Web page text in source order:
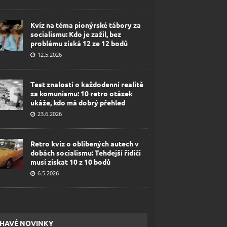
Kvíz na téma pionýrské tábory za
socialismu: Kdo je zažil, bez
problému získá 12 ze 12 bodů
12.5.2026
Test znalostí o každodenní realitě
za komunismu: 10 retro otázek
ukáže, kdo má dobrý přehled
23.6.2026
Retro kvíz o oblíbených autech v
dobách socialismu: Tehdejší řidiči
musí získat 10 z 10 bodů
6.5.2026
NOVINKY